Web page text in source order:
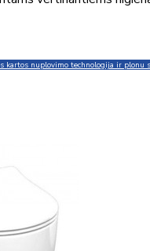
kartos nuplovimo technologija ir plonu